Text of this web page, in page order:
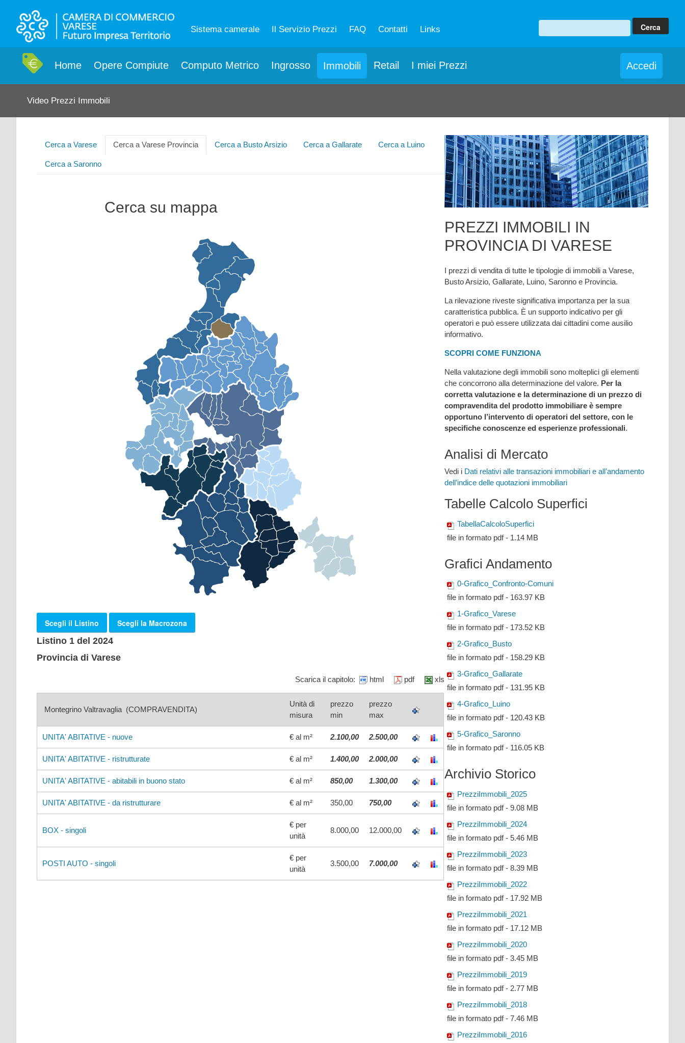
Sistema camerale Il Servizio Prezzi FAQ Contatti Links
Home Opere Compiute Computo Metrico Ingrosso Immobili Retail I miei Prezzi Accedi
Video Prezzi Immobili
Cerca a Varese Cerca a Varese Provincia Cerca a Busto Arsizio Cerca a Gallarate Cerca a Luino
Cerca a Saronno
Cerca su mappa
Scegli il Listino
Scegli la Macrozona
Listino 1 del 2024
Provincia di Varese
Scarica il capitolo: html pdf xls
Montegrino Valtravaglia (COMPRAVENDITA)
Unità di
misura
prezzo
min
prezzo
max
UNITA' ABITATIVE - nuove € al m² 2.100,00 2.500,00
UNITA' ABITATIVE - ristrutturate € al m² 1.400,00 2.000,00
UNITA' ABITATIVE - abitabili in buono stato € al m² 850,00 1.300,00
UNITA' ABITATIVE - da ristrutturare € al m² 350,00 750,00
BOX - singoli
€ per
unità
8.000,00 12.000,00
POSTI AUTO - singoli
€ per
unità
3.500,00 7.000,00
PREZZI IMMOBILI IN
PROVINCIA DI VARESE
I prezzi di vendita di tutte le tipologie di immobili a Varese,
Busto Arsizio, Gallarate, Luino, Saronno e Provincia.
La rilevazione riveste significativa importanza per la sua
caratteristica pubblica. È un supporto indicativo per gli
operatori e può essere utilizzata dai cittadini come ausilio
informativo.
SCOPRI COME FUNZIONA
Nella valutazione degli immobili sono molteplici gli elementi
che concorrono alla determinazione del valore. Per la
corretta valutazione e la determinazione di un prezzo di
compravendita del prodotto immobiliare è sempre
opportuno l’intervento di operatori del settore, con le
specifiche conoscenze ed esperienze professionali.
Analisi di Mercato
Vedi i Dati relativi alle transazioni immobiliari e all’andamento
dell’indice delle quotazioni immobiliari
Tabelle Calcolo Superfici
TabellaCalcoloSuperfici
file in formato pdf - 1.14 MB
Grafici Andamento
0-Grafico_Confronto-Comuni
file in formato pdf - 163.97 KB
1-Grafico_Varese
file in formato pdf - 173.52 KB
2-Grafico_Busto
file in formato pdf - 158.29 KB
3-Grafico_Gallarate
file in formato pdf - 131.95 KB
4-Grafico_Luino
file in formato pdf - 120.43 KB
5-Grafico_Saronno
file in formato pdf - 116.05 KB
Archivio Storico
PrezziImmobili_2025
file in formato pdf - 9.08 MB
PrezziImmobili_2024
file in formato pdf - 5.46 MB
PrezziImmobili_2023
file in formato pdf - 8.39 MB
PrezziImmobili_2022
file in formato pdf - 17.92 MB
PrezziImmobili_2021
file in formato pdf - 17.12 MB
PrezziImmobili_2020
file in formato pdf - 3.45 MB
PrezziImmobili_2019
file in formato pdf - 2.77 MB
PrezziImmobili_2018
file in formato pdf - 7.46 MB
PrezziImmobili_2016